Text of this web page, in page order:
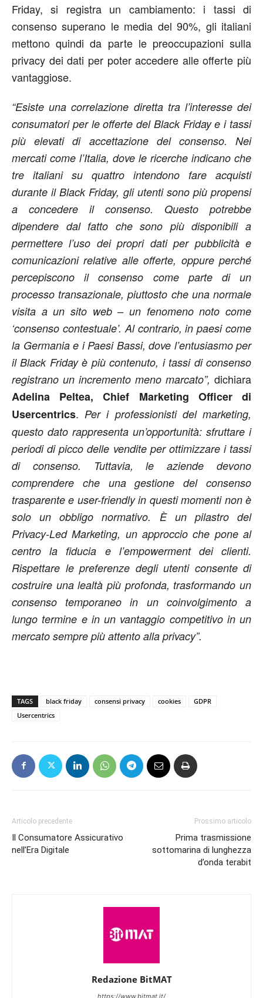
Friday, si registra un cambiamento: i tassi di
consenso superano le media del 90%, gli italiani
mettono quindi da parte le preoccupazioni sulla
privacy dei dati per poter accedere alle offerte più
vantaggiose.
“Esiste una correlazione diretta tra l’interesse dei
consumatori per le offerte del Black Friday e i tassi
più elevati di accettazione del consenso. Nei
mercati come l’Italia, dove le ricerche indicano che
tre italiani su quattro intendono fare acquisti
durante il Black Friday, gli utenti sono più propensi
a concedere il consenso. Questo potrebbe
dipendere dal fatto che sono più disponibili a
permettere l’uso dei propri dati per pubblicità e
comunicazioni relative alle offerte, oppure perché
percepiscono il consenso come parte di un
processo transazionale, piuttosto che una normale
visita a un sito web – un fenomeno noto come
‘consenso contestuale’. Al contrario, in paesi come
la Germania e i Paesi Bassi, dove l’entusiasmo per
il Black Friday è più contenuto, i tassi di consenso
registrano un incremento meno marcato”, dichiara
Adelina Peltea, Chief Marketing Officer di
Usercentrics. Per i professionisti del marketing,
questo dato rappresenta un’opportunità: sfruttare i
periodi di picco delle vendite per ottimizzare i tassi
di consenso. Tuttavia, le aziende devono
comprendere che una gestione del consenso
trasparente e user-friendly in questi momenti non è
solo un obbligo normativo. È un pilastro del
Privacy-Led Marketing, un approccio che pone al
centro la fiducia e l’empowerment dei clienti.
Rispettare le preferenze degli utenti consente di
costruire una lealtà più profonda, trasformando un
consenso temporaneo in un coinvolgimento a
lungo termine e in un vantaggio competitivo in un
mercato sempre più attento alla privacy”.
TAGS black friday consensi privacy cookies
GDPR
Usercentrics
Articolo precedente
Il Consumatore Assicurativo
nell’Era Digitale
Prossimo articolo
Prima trasmissione
sottomarina di lunghezza
d’onda terabit
Redazione BitMAT
https://www.bitmat.it/